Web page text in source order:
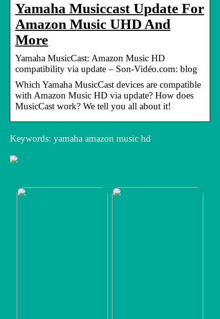
Yamaha Musiccast Update For
Amazon Music UHD And
More
Yamaha MusicCast: Amazon Music HD
compatibility via update – Son-Vidéo.com: blog
Which Yamaha MusicCast devices are compatible
with Amazon Music HD via update? How does
MusicCast work? We tell you all about it!
Keywords: yamaha amazon music hd